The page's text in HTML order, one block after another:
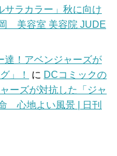
サラカラー」秋に向け
美容室 美容院 JUDE
達！アベンジャーズが
」！
に DCコミックの
ーズが対抗した「ジャ
心地よい風景 | 日刊